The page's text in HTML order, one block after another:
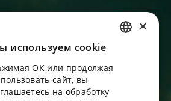
данных
в области информационных
ENGLISH
UKRAINIAN
×
используем сookie
ОК или продолжая
сайт, вы
на обработку